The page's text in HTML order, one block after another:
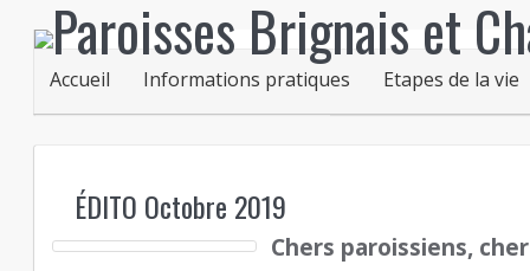
Accueil Informations pratiques Etapes de la vie
ÉDITO Octobre 2019
Chers paroissiens,